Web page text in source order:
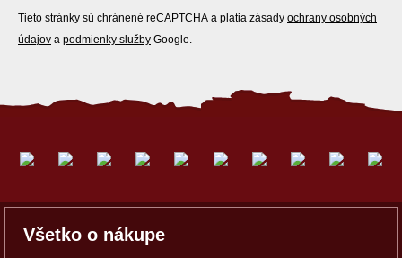
Tieto stránky sú chránené reCAPTCHA a platia zásady ochrany osobných
údajov a podmienky služby Google.
Všetko o nákupe